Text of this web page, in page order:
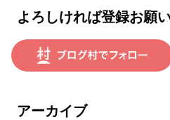
よろしければ登録お願い
アーカイブ